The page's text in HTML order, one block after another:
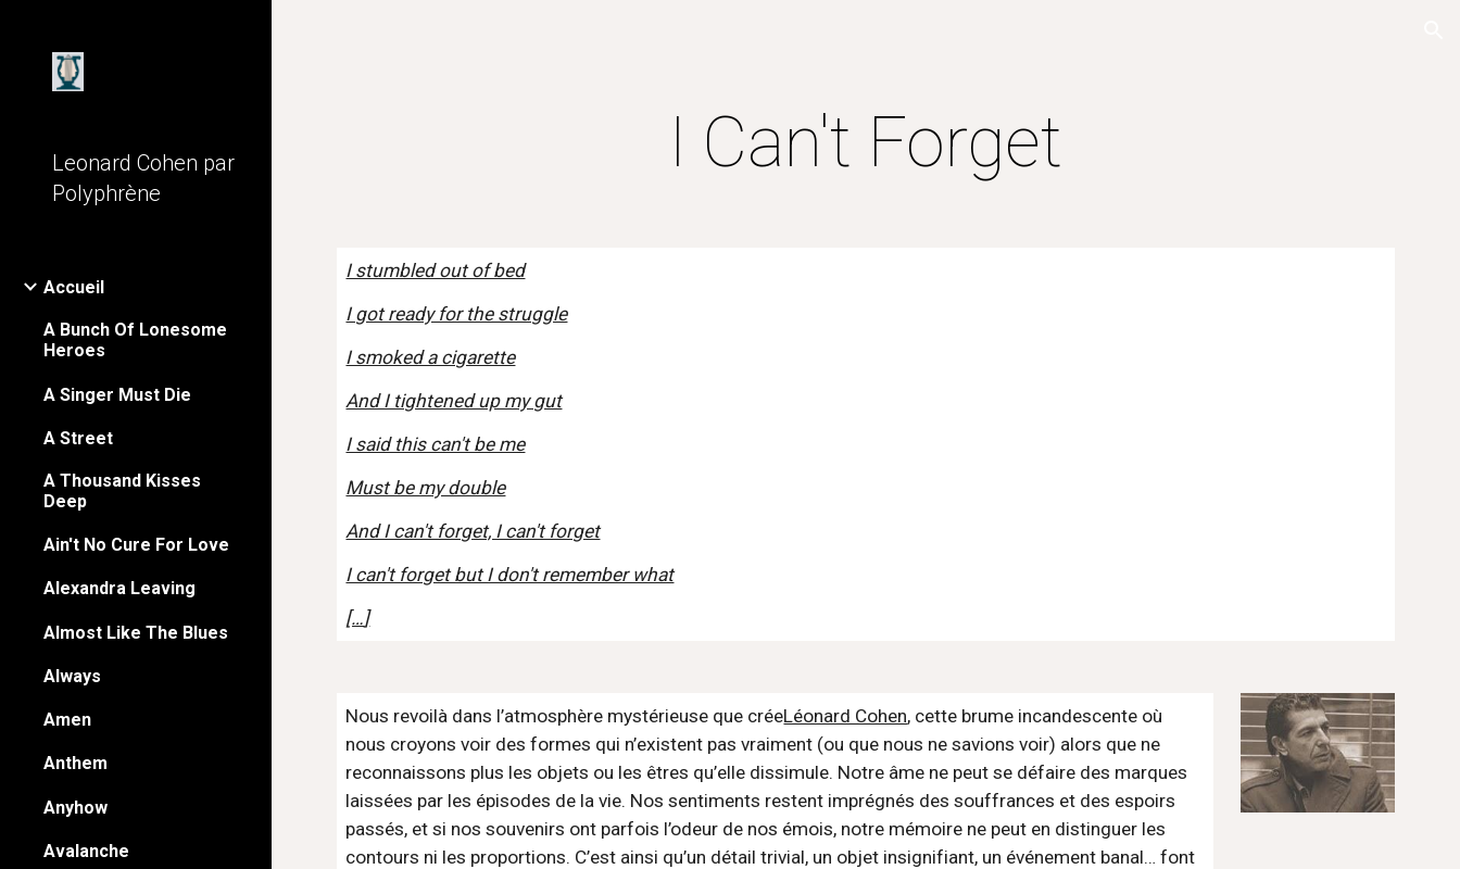
Leonard Cohen par
Polyphrène
Accueil
A Bunch Of Lonesome
Heroes
A Singer Must Die
A Street
A Thousand Kisses
Deep
Ain't No Cure For Love
Alexandra Leaving
Almost Like The Blues
Always
Amen
Anthem
Anyhow
Avalanche
I Can't Forget
I stumbled out of bed
I got ready for the struggle
I smoked a cigarette
And I tightened up my gut
I said this can't be me
Must be my double
And I can't forget, I can't forget
I can't forget but I don't remember what
[…]
Nous revoilà dans l’atmosphère mystérieuse que créeLéonard Cohen, cette brume incandescente où
nous croyons voir des formes qui n’existent pas vraiment (ou que nous ne savions voir) alors que ne
reconnaissons plus les objets ou les êtres qu’elle dissimule. Notre âme ne peut se défaire des marques
laissées par les épisodes de la vie. Nos sentiments restent imprégnés des souffrances et des espoirs
passés, et si nos souvenirs ont parfois l’odeur de nos émois, notre mémoire ne peut en distinguer les
contours ni les proportions. C’est ainsi qu’un détail trivial, un objet insignifiant, un événement banal… font